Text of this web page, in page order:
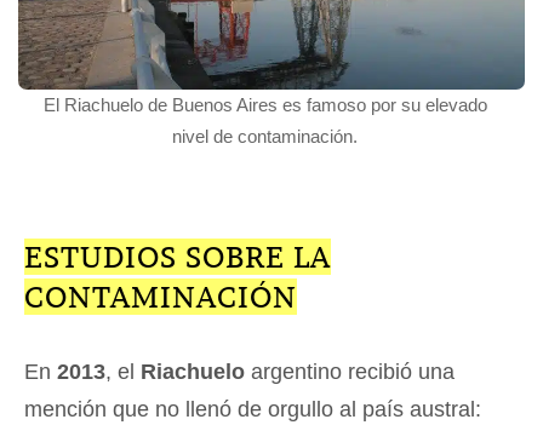
El Riachuelo de Buenos Aires es famoso por su elevado
nivel de contaminación.
ESTUDIOS SOBRE LA
CONTAMINACIÓN
En 2013, el Riachuelo argentino recibió una
mención que no llenó de orgullo al país austral: